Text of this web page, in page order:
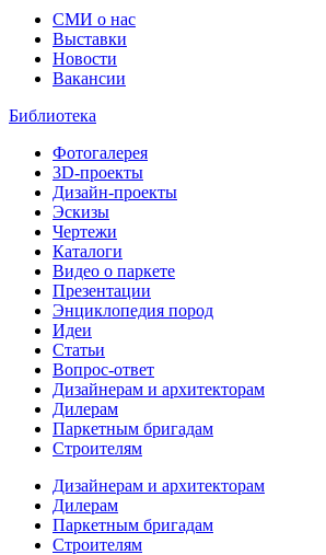
СМИ о нас
Выставки
Новости
Вакансии
Библиотека
Фотогалерея
3D-проекты
Дизайн-проекты
Эскизы
Чертежи
Каталоги
Видео о паркете
Презентации
Энциклопедия пород
Идеи
Статьи
Вопрос-ответ
Дизайнерам и архитекторам
Дилерам
Паркетным бригадам
Строителям
Дизайнерам и архитекторам
Дилерам
Паркетным бригадам
Строителям